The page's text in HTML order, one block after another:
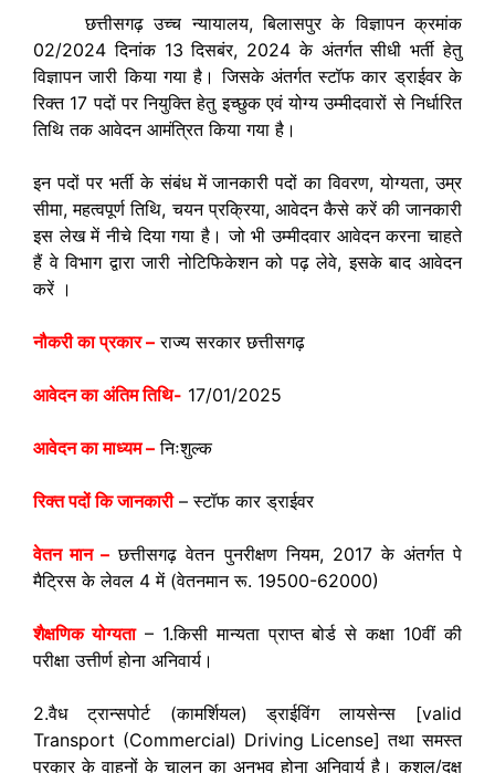
छत्तीसगढ़ उच्च न्यायालय, बिलासपुर के विज्ञापन क्रमांक
02/2024 दिनांक 13 दिसबंर, 2024 के अंतर्गत सीधी भर्ती हेतु
विज्ञापन जारी किया गया है। जिसके अंतर्गत स्टॉफ कार ड्राईवर के
रिक्त 17 पदों पर नियुक्ति हेतु इच्छुक एवं योग्य उम्मीदवारों से निर्धारित
तिथि तक आवेदन आमंत्रित किया गया है।
इन पदों पर भर्ती के संबंध में जानकारी पदों का विवरण, योग्यता, उम्र
सीमा, महत्वपूर्ण तिथि, चयन प्रक्रिया, आवेदन कैसे करें की जानकारी
इस लेख में नीचे दिया गया है। जो भी उम्मीदवार आवेदन करना चाहते
हैं वे विभाग द्वारा जारी नोटिफिकेशन को पढ़ लेवे, इसके बाद आवेदन
करें ।
नौकरी का प्रकार – राज्य सरकार छत्तीसगढ़
आवेदन का अंतिम तिथि- 17/01/2025
आवेदन का माध्यम – निःशुल्क
रिक्त पदों कि जानकारी – स्टॉफ कार ड्राईवर
वेतन मान – छत्तीसगढ़ वेतन पुनरीक्षण नियम, 2017 के अंतर्गत पे
मैट्रिस के लेवल 4 में (वेतनमान रू. 19500-62000)
शैक्षणिक योग्यता – 1.किसी मान्यता प्राप्त बोर्ड से कक्षा 10वीं की
परीक्षा उत्तीर्ण होना अनिवार्य।
2.वैध ट्रान्सपोर्ट (कामर्शियल) ड्राईविंग लायसेन्स [valid
Transport (Commercial) Driving License] तथा समस्त
प्रकार के वाहनों के चालन का अनुभव होना अनिवार्य है। कुशल/दक्ष